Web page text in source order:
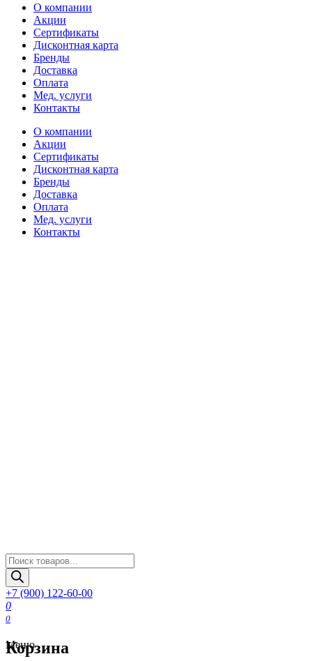
О компании
Акции
Сертификаты
Дисконтная карта
Бренды
Доставка
Оплата
Мед. услуги
Контакты
О компании
Акции
Сертификаты
Дисконтная карта
Бренды
Доставка
Оплата
Мед. услуги
Контакты
Поиск
товаров
+7 (900) 122-60-00
0
0
Корзина
Меню